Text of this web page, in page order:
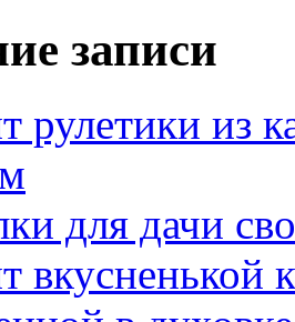
записи
рулетики из
для дачи